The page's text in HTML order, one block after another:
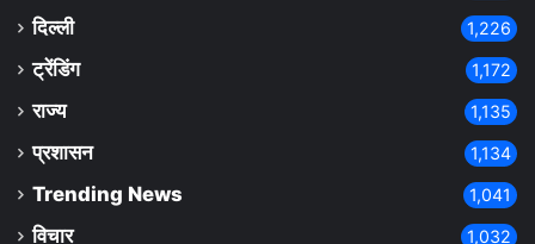
दिल्ली 1,226
ट्रेंडिंग 1,172
राज्य 1,135
प्रशासन 1,134
Trending News 1,041
विचार 1,032